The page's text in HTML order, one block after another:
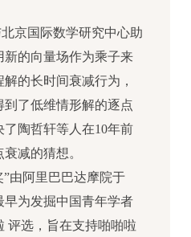
京国际数学研究中心助
的向量场作为乘子来
的长时间衰减行为，
了低维情形解的逐点
陶哲轩等人在10年前
减的猜想。
由阿里巴巴达摩院于
早为发掘中国青年学者
评选，旨在支持啪啪啦